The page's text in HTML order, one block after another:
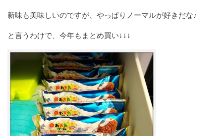
新味も美味しいのですが、やっぱりノーマルが好きだな♪
と言うわけで、今年もまとめ買い↓↓↓